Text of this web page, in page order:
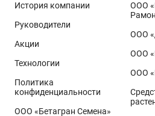
Эти результаты особенно
грамотном управлении
относится к
Ей принадлежит рекорд
122,6
Государственный реестр
История компании
Руководители
Акции
Технологии
Политика
конфиденциальности
ООО «Бетагран Семена»
ООО
ООО
ООО
ООО